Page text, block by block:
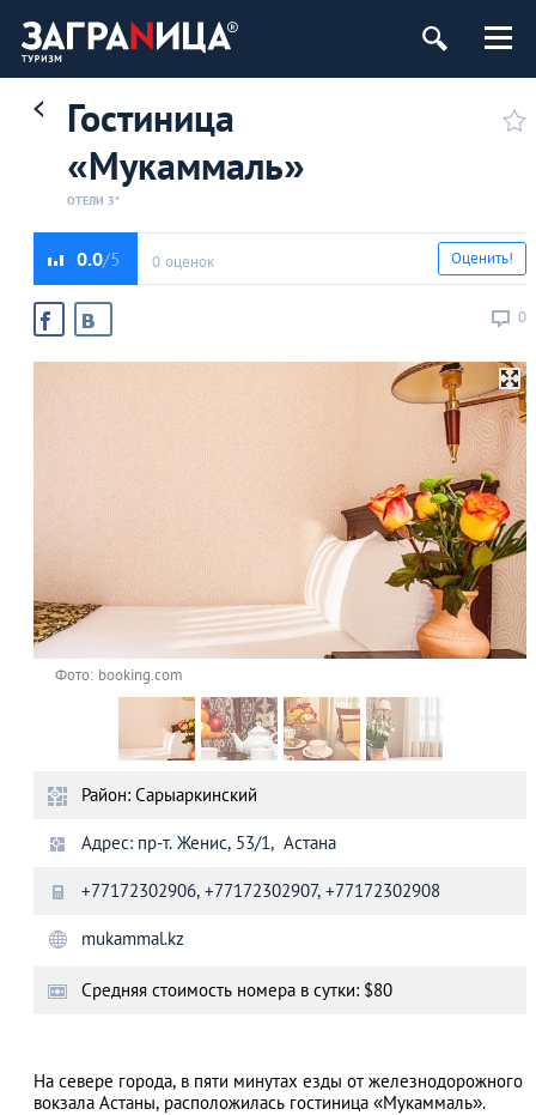
Гостиница
«Мукаммаль»
ОТЕЛИ 3*
0.0 0 оценок
0
Оценить!
Фото: booking.com
Район: Сарыаркинский
Адрес: пр-т. Женис, 53/1, Астана
+77172302906, +77172302907, +77172302908
mukammal.kz
Cредняя стоимость номера в сутки: $80
На севере города, в пяти минутах езды от железнодорожного
вокзала Астаны, расположилась гостиница «Мукаммаль».